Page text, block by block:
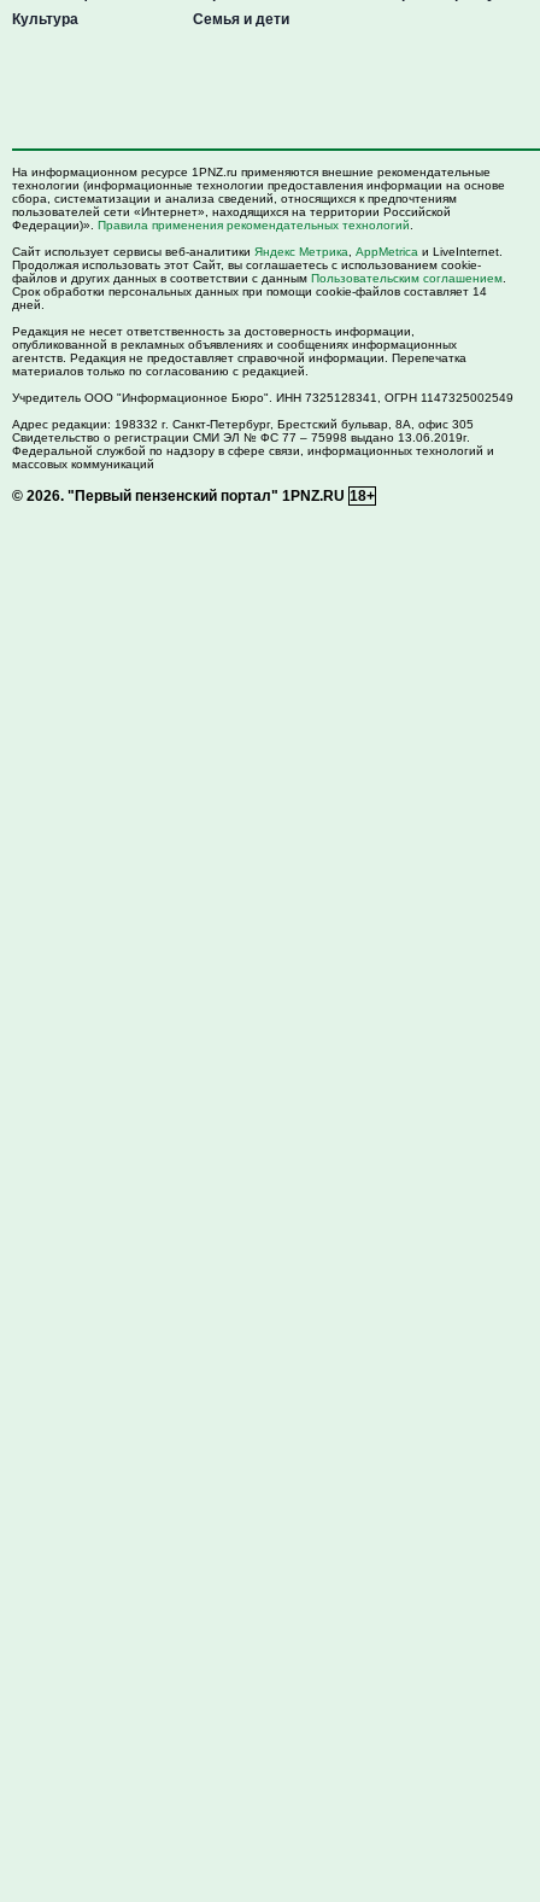
Культура
Семья и дети
На информационном ресурсе 1PNZ.ru применяются внешние рекомендательные
технологии (информационные технологии предоставления информации на основе
сбора, систематизации и анализа сведений, относящихся к предпочтениям
пользователей сети «Интернет», находящихся на территории Российской
Федерации)». Правила применения рекомендательных технологий
Сайт использует сервисы веб-аналитики Яндекс Метрика AppMetrica и LiveInternet.
Продолжая использовать этот Сайт, вы соглашаетесь с использованием cookie-
файлов и других данных в соответствии с данным Пользовательским соглашением
Срок обработки персональных данных при помощи cookie-файлов составляет 14
дней.
Редакция не несет ответственность за достоверность информации,
опубликованной в рекламных объявлениях и сообщениях информационных
агентств. Редакция не предоставляет справочной информации. Перепечатка
материалов только по согласованию с редакцией.
Учредитель ООО "Информационное Бюро". ИНН 7325128341, ОГРН 1147325002549
Адрес редакции: 198332 г. Санкт-Петербург, Брестский бульвар, 8А, офис 305
Свидетельство о регистрации СМИ ЭЛ № ФС 77 – 75998 выдано 13.06.2019г.
Федеральной службой по надзору в сфере связи, информационных технологий и
массовых коммуникаций
© 2026. "Первый пензенский портал" 1PNZ.RU 18+